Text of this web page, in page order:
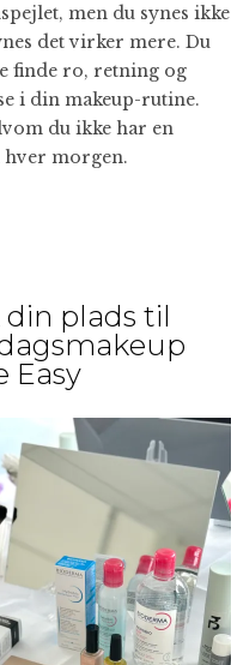
men du synes ikke
det virker mere. Du
finde ro, retning og
i din makeup-rutine.
du ikke har en
hver morgen.
din plads til
Easy